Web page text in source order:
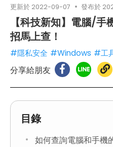
更新於 2022-09-07 發布於
【科技新知】電腦/手
招馬上查！
#隱私安全 #Windows #工
分享給朋友
目錄
如何查詢電腦和手機